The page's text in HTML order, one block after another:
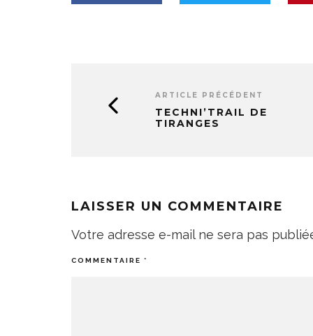
ARTICLE PRÉCÉDENT
TECHNI’TRAIL DE
TIRANGES
LAISSER UN COMMENTAIRE
Votre adresse e-mail ne sera pas
COMMENTAIRE *